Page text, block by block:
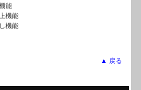
能
機能
機能
▲ 戻る